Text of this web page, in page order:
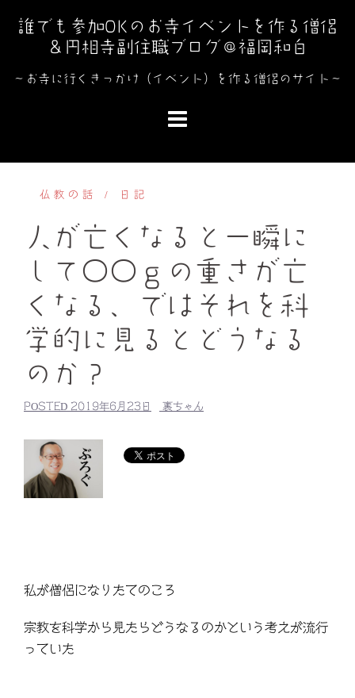
キ
誰でも参加OKのお寺イベントを作る僧侶
＆円相寺副住職ブログ＠福岡和白
～お寺に行くきっかけ（イベント）を作る僧侶のサイト～
仏教の話 日記
人が亡くなると一瞬に
して〇〇ｇの重さが亡
くなる、ではそれを科
学的に見るとどうなる
のか？
POSTED 2019年6月23日 裏ちゃん
私が僧侶になりたてのころ
宗教を科学から見たらどうなるのかという考えが流行
っていた